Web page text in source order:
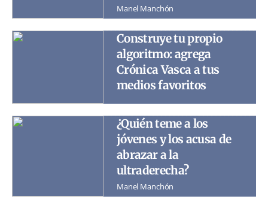
Manel Manchón
Construye tu propio
algoritmo: agrega
Crónica Vasca a tus
medios favoritos
¿Quién teme a los
jóvenes y los acusa de
abrazar a la
ultraderecha?
Manel Manchón